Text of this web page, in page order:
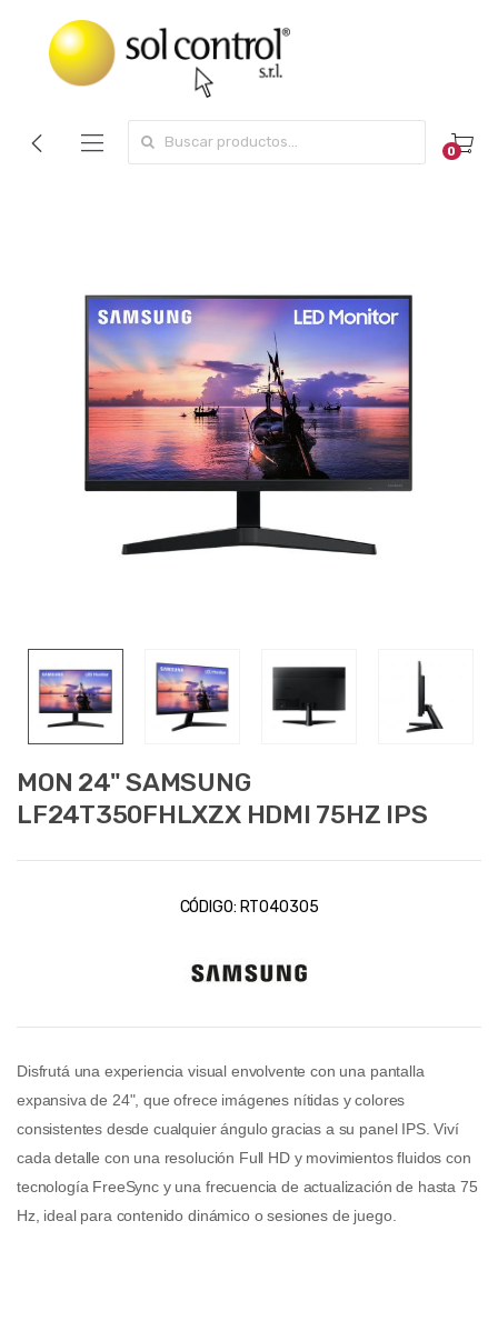
0
MON 24" SAMSUNG
LF24T350FHLXZX HDMI 75HZ IPS
CÓDIGO: RT040305
Disfrutá una experiencia visual envolvente con una pantalla
expansiva de 24", que ofrece imágenes nítidas y colores
consistentes desde cualquier ángulo gracias a su panel IPS. Viví
cada detalle con una resolución Full HD y movimientos fluidos con
tecnología FreeSync y una frecuencia de actualización de hasta 75
Hz, ideal para contenido dinámico o sesiones de juego.